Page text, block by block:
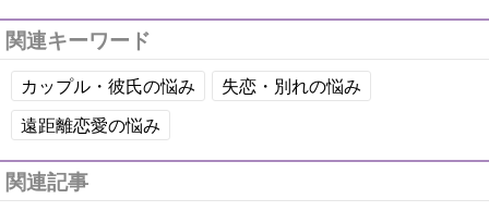
関連キーワード
カップル・彼氏の悩み
失恋・別れの悩み
遠距離恋愛の悩み
関連記事